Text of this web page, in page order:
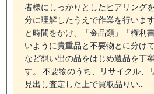
者様にしっかりとしたヒアリング
分に理解したうえで作業を行いま
と時間をかけ、「金品類」「権利
いように貴重品と不要物とに分け
など想い出の品をはじめ遺品を丁
す。 不要物のうち、リサイクル、
見出し査定した上で買取品りい…